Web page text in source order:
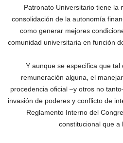
Patronato Universitario tiene la
consolidación de la autonomía
como generar mejores
comunidad universitaria en función
Y aunque se especifica que tal
remuneración alguna, el
procedencia oficial –y otros no
invasión de poderes y conflicto de
Reglamento Interno del
constitucional que a